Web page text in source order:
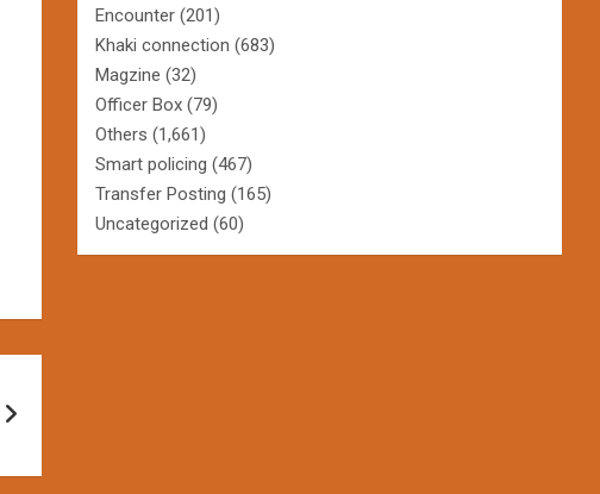
Encounter (201)
Khaki connection (683)
Magzine (32)
Officer Box (79)
Others (1,661)
Smart policing (467)
Transfer Posting (165)
Uncategorized (60)